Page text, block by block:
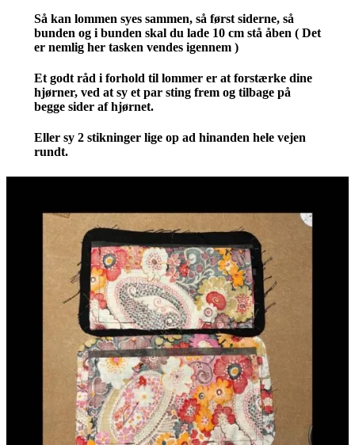
Så kan lommen syes sammen, så først siderne, så
bunden og i bunden skal du lade 10 cm stå åben ( Det
er nemlig her tasken vendes igennem )
Et godt råd i forhold til lommer er at forstærke dine
hjørner, ved at sy et par sting frem og tilbage på
begge sider af hjørnet.
Eller sy 2 stikninger lige op ad hinanden hele vejen
rundt.